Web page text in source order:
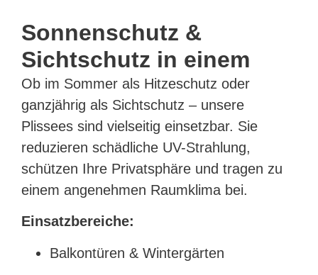
Sonnenschutz &
Sichtschutz in einem
Ob im Sommer als Hitzeschutz oder
ganzjährig als Sichtschutz – unsere
Plissees sind vielseitig einsetzbar. Sie
reduzieren schädliche UV-Strahlung,
schützen Ihre Privatsphäre und tragen zu
einem angenehmen Raumklima bei.
Einsatzbereiche:
Balkontüren & Wintergärten